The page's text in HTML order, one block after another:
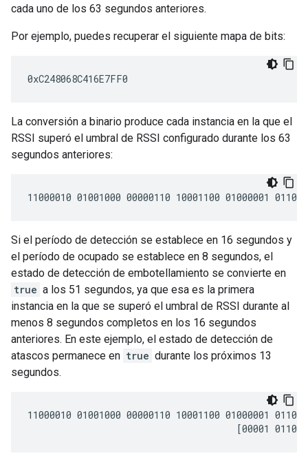
cada uno de los 63 segundos anteriores.
Por ejemplo, puedes recuperar el siguiente mapa de bits:
La conversión a binario produce cada instancia en la que el
RSSI superó el umbral de RSSI configurado durante los 63
segundos anteriores:
Si el período de detección se establece en 16 segundos y
el período de ocupado se establece en 8 segundos, el
estado de detección de embotellamiento se convierte en
true a los 51 segundos, ya que esa es la primera
instancia en la que se superó el umbral de RSSI durante al
menos 8 segundos completos en los 16 segundos
anteriores. En este ejemplo, el estado de detección de
atascos permanece en true durante los próximos 13
segundos.
11000010 01001000 00000110 10001100 01000001